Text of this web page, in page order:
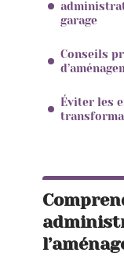
garage
Conseils
Éviter les